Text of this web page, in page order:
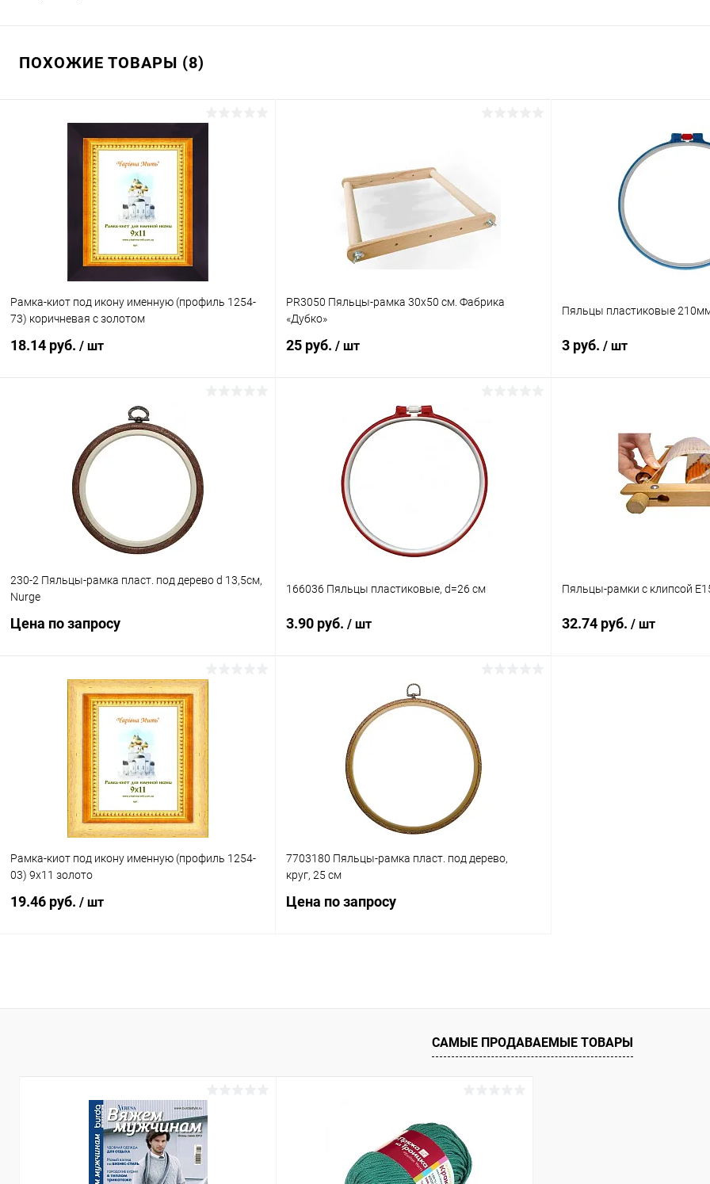
ПОХОЖИЕ ТОВАРЫ (8)
Рамка-киот под икону именную (профиль 1254-
73) коричневая с золотом
18.14 руб. / шт
В корзину
Купить в 1 клик Сравнение
В избранное Под заказ
PR3050 Пяльцы-рамка 30х50 см. Фабрика
«Дубко»
25 руб. / шт
В корзину
Купить в 1 клик Сравнение
В избранное Под заказ
Пяльцы пластиковые
3 руб. / шт
Купить в 1 клик
В избранное
230-2 Пяльцы-рамка пласт. под дерево d 13,5см,
Nurge
Цена по запросу
Запросить цену
Купить в 1 клик Сравнение
В избранное Под заказ
166036 Пяльцы пластиковые, d=26 см
3.90 руб. / шт
В корзину
Купить в 1 клик Сравнение
В избранное Под заказ
Пяльцы-рамки с клипсой
32.74 руб. / шт
Рамка-киот под икону именную (профиль 1254-
03) 9х11 золото
19.46 руб. / шт
Купить в 1 клик Сравнение
7703180 Пяльцы-рамка пласт. под дерево,
круг, 25 см
Цена по запросу
Купить в 1 клик Сравнение
САМЫЕ ПРОДАВАЕМЫЕ ТОВАРЫ